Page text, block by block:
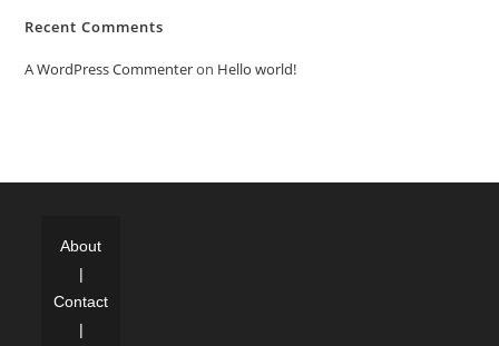
Recent Comments
A WordPress Commenteron Hello world!
About
|
Contact
|